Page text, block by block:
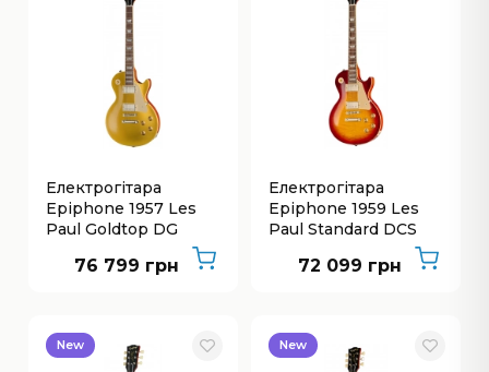
Електрогітара
Epiphone 1957 Les
Paul Goldtop DG
76 799 грн
Електрогітара
Epiphone 1959 Les
Paul Standard DCS
72 099 грн
New New